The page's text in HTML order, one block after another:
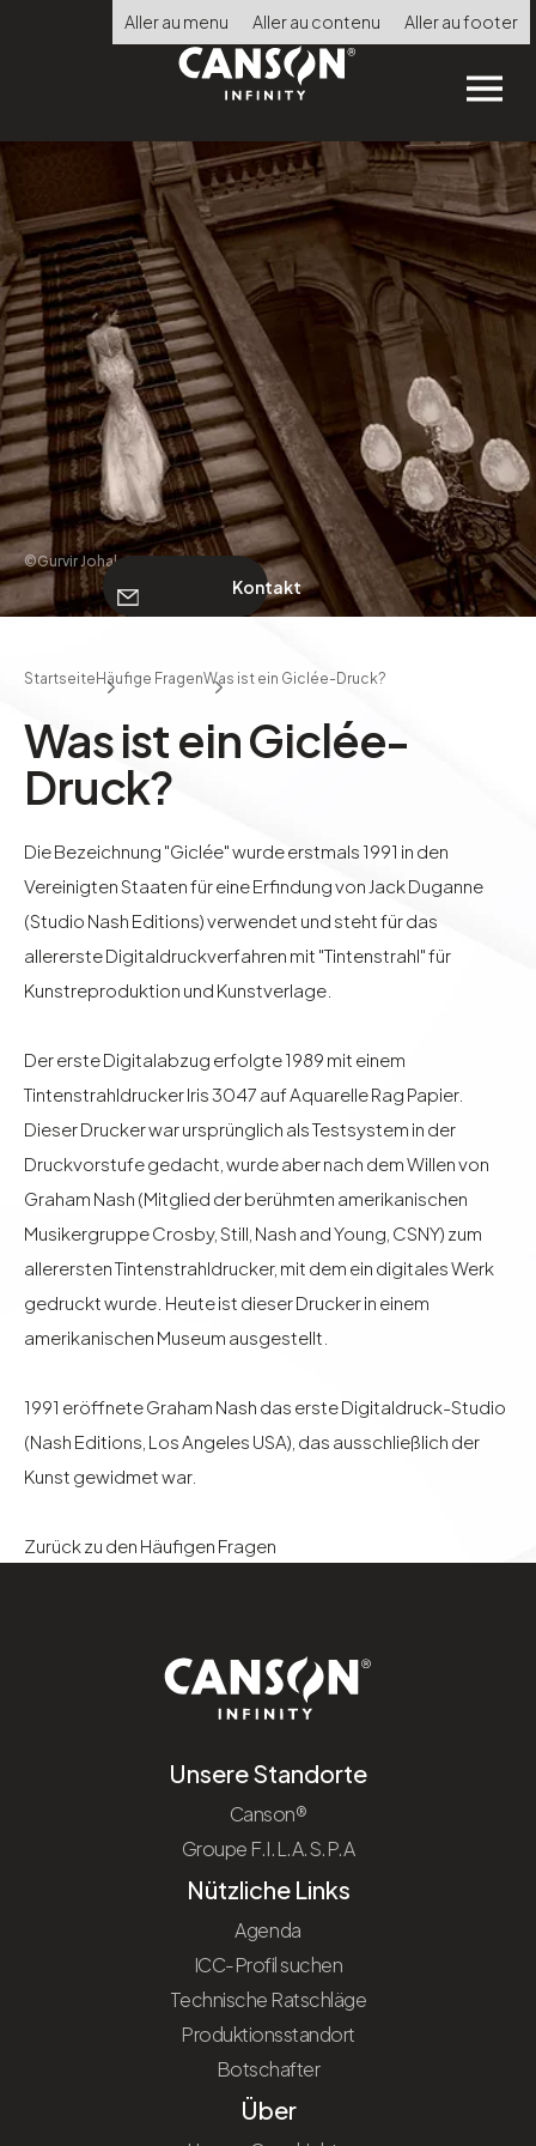
Aller au menu Aller au contenu Aller au footer
Choisir
la
langue
STARTSEITE
PRODUKTE
SHOPFINDER
TECHNISCHE BERATUNG
CERTIFIED PRINT LAB
ÜBER UNS
©Gurvir Johal
Startseite Häufige FragenWas ist ein Giclée-Druck?
Was ist ein Giclée-
Druck?
Die Bezeichnung "Giclée" wurde erstmals 1991 in den
Vereinigten Staaten für eine Erfindung von Jack Duganne
(Studio Nash Editions) verwendet und steht für das
allererste Digitaldruckverfahren mit "Tintenstrahl" für
Kunstreproduktion und Kunstverlage.
Der erste Digitalabzug erfolgte 1989 mit einem
Tintenstrahldrucker Iris 3047 auf Aquarelle Rag Papier.
Dieser Drucker war ursprünglich als Testsystem in der
Druckvorstufe gedacht, wurde aber nach dem Willen von
Graham Nash (Mitglied der berühmten amerikanischen
Musikergruppe Crosby, Still, Nash and Young, CSNY) zum
allerersten Tintenstrahldrucker, mit dem ein digitales Werk
gedruckt wurde. Heute ist dieser Drucker in einem
amerikanischen Museum ausgestellt.
1991 eröffnete Graham Nash das erste Digitaldruck-Studio
(Nash Editions, Los Angeles USA), das ausschließlich der
Kunst gewidmet war.
Zurück zu den Häufigen Fragen
Unsere Standorte
Canson®
Groupe F.I.L.A.S.P.A
Nützliche Links
Agenda
ICC-Profil suchen
Technische Ratschläge
Produktionsstandort
Botschafter
Über